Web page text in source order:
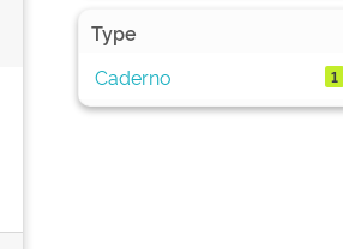
Type
Caderno
1